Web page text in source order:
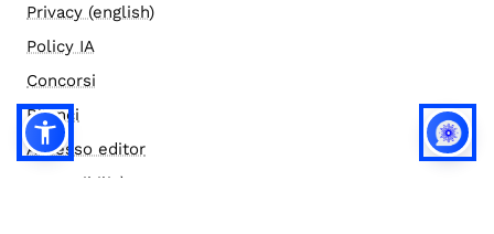
Privacy (english)
Policy IA
Concorsi
Bilanci
Accesso editor
Accessibilità